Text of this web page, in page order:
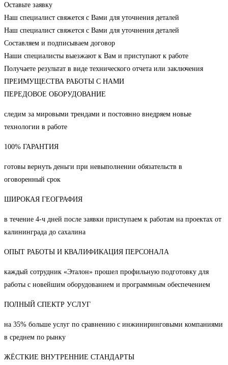
Оставьте заявку
Наш специалист свяжется с Вами для уточнения деталей
Наш специалист свяжется с Вами для уточнения деталей
Составляем и подписываем договор
Наши специалисты выезжают к Вам и приступают к работе
Получаете результат в виде технического отчета или заключения
ПРЕИМУЩЕСТВА РАБОТЫ С НАМИ
ПЕРЕДОВОЕ ОБОРУДОВАНИЕ
следим за мировыми трендами и постоянно внедряем новые
технологии в работе
100% ГАРАНТИЯ
готовы вернуть деньги при невыполнении обязательств в
оговоренный срок
ШИРОКАЯ ГЕОГРАФИЯ
в течение 4-ч дней после заявки приступаем к работам на проектах от
калининграда до сахалина
ОПЫТ РАБОТЫ И КВАЛИФИКАЦИЯ ПЕРСОНАЛА
каждый сотрудник «Эталон» прошел профильную подготовку для
работы с новейшим оборудованием и программным обеспечением
ПОЛНЫЙ СПЕКТР УСЛУГ
на 35% больше услуг по сравнению с инжиниринговыми компаниями
в среднем по рынку
ЖЁСТКИЕ ВНУТРЕННИЕ СТАНДАРТЫ